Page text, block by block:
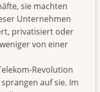
sie machten
Unternehmen
privatisiert oder
von einer
Revolution
auf sie. Im